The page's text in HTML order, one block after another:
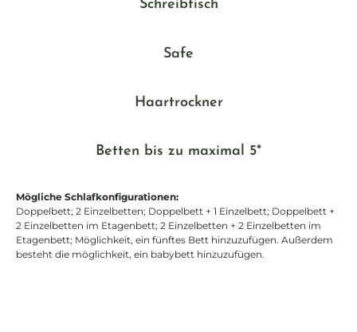
Schreibtisch
Safe
Haartrockner
Betten bis zu maximal 5*
Mögliche Schlafkonfigurationen:
Doppelbett; 2 Einzelbetten; Doppelbett + 1 Einzelbett; Doppelbett +
2 Einzelbetten im Etagenbett; 2 Einzelbetten + 2 Einzelbetten im
Etagenbett; Möglichkeit, ein fünftes Bett hinzuzufügen. Außerdem
besteht die möglichkeit, ein babybett hinzuzufügen.